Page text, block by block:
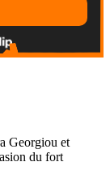
Georgiou et
du fort